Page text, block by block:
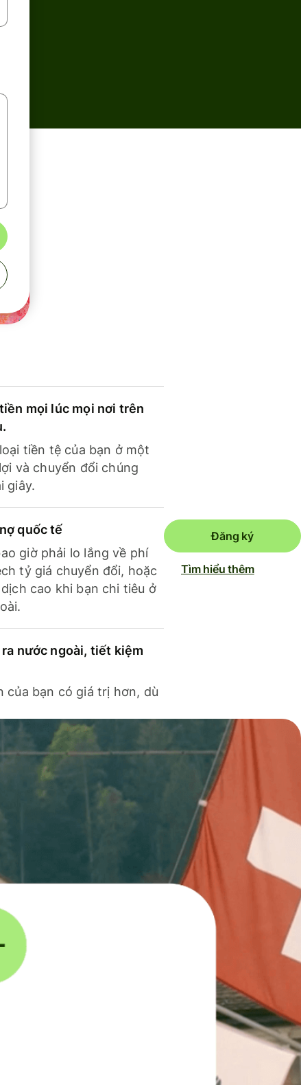
mọi lúc mọi nơi trên
tiền tệ của bạn ở một
và chuyển đổi chúng
giây.
quốc tế
giờ phải lo lắng về phí
tỷ giá chuyển đổi, hoặc
cao khi bạn chi tiêu ở
nước ngoài, tiết kiệm
của bạn có giá trị hơn, dù
Đăng ký
Tìm hiểu thêm